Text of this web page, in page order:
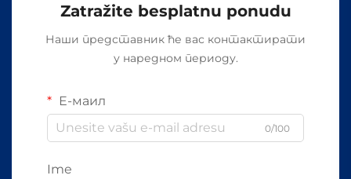
Zatražite besplatnu ponudu
Наши представник ће вас контактирати
у наредном периоду.
Е-маил
0/100
Ime